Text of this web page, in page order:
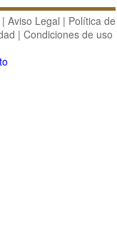
| Aviso Legal | Política de
| Condiciones de uso